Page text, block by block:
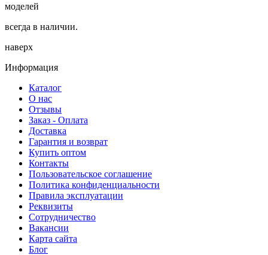
моделей
всегда в наличии.
наверх
Информация
Каталог
О нас
Отзывы
Заказ - Оплата
Доставка
Гарантия и возврат
Купить оптом
Контакты
Пользовательское соглашение
Политика конфиденциальности
Правила эксплуатации
Реквизиты
Сотрудничество
Вакансии
Карта сайта
Блог